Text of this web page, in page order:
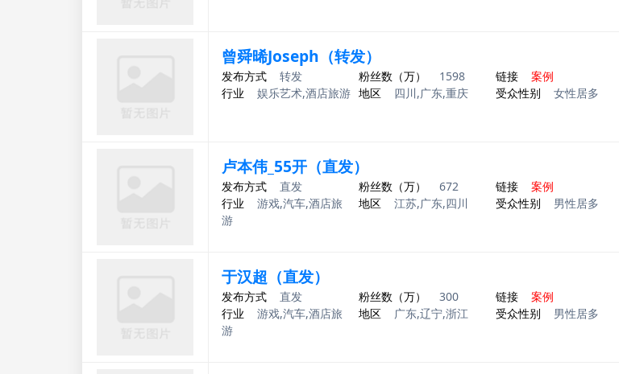
曾舜晞Joseph（转发）
发布方式 转发 粉丝数（万） 1598 链接 案例
行业
娱乐艺术,酒店旅游 地区 四川,广东,重庆 受众性别 女性居多
卢本伟_55开（直发）
发布方式 直发 粉丝数（万） 672 链接 案例
行业
游戏,汽车,酒店旅
游
地区 江苏,广东,四川 受众性别 男性居多
于汉超（直发）
发布方式 直发 粉丝数（万） 300 链接 案例
行业
游戏,汽车,酒店旅
游
地区 广东,辽宁,浙江 受众性别 男性居多